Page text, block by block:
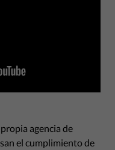
agencia de
el cumplimiento de